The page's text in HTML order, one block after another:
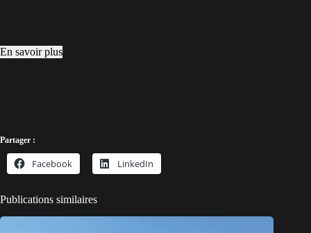
En savoir plus
Partager :
Facebook LinkedIn
Publications similaires